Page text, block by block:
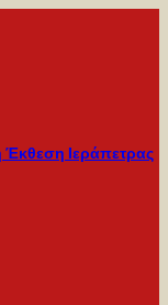
Ιεράπετρας